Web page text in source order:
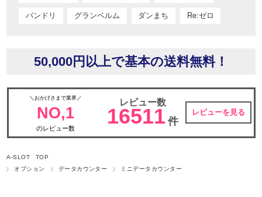
バンドリ グランベルム ダンまち Re:ゼロ
50,000円以上で基本の送料無料！
＼おかげさまで業界／
NO,1
のレビュー数
レビュー数
16511 件
レビューを見る
A-SLOT TOP
オプション
データカウンター ミニデータカウンター